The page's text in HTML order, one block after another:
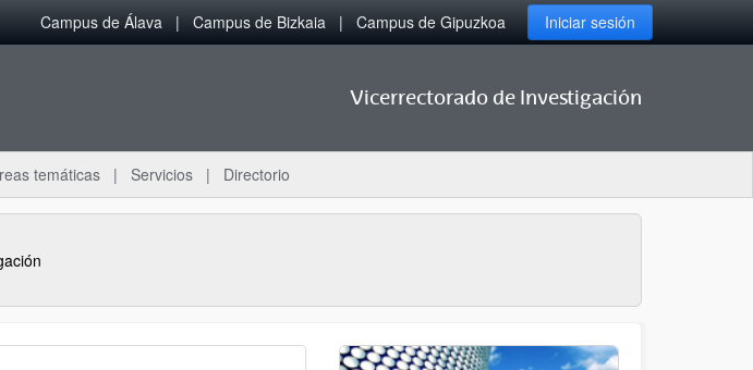
Campus de Álava Campus de Bizkaia Campus de Gipuzkoa Iniciar sesión
Vicerrectorado de Investigación
temáticas Servicios Directorio